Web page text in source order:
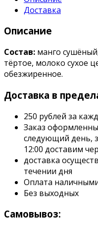
Доставка
Описание
Состав: манго
тёртое, молоко сухое
обезжиренное.
Доставка в
250 рублей за
Заказ
следующий день,
12:00 доставим
доставка
течении дня
Оплата
Без выходных
Самовывоз: